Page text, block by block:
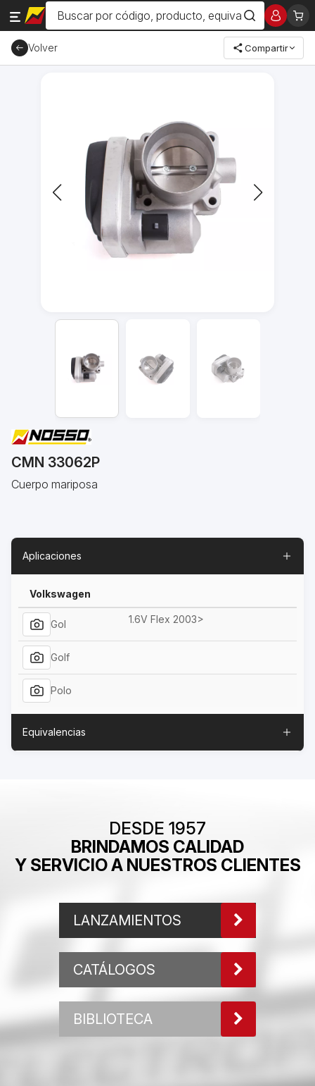
Volver Compartir
CMN 33062P
Cuerpo mariposa
Aplicaciones
Volkswagen
Gol 1.6V Flex 2003>
Golf
Polo
Equivalencias
DESDE 1957
BRINDAMOS CALIDAD
Y SERVICIO A NUESTROS CLIENTES
LANZAMIENTOS
CATÁLOGOS
BIBLIOTECA